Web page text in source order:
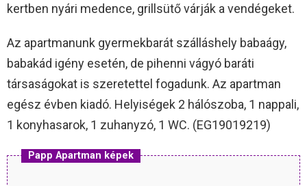
kertben nyári medence, grillsütő várják a vendégeket.
Az apartmanunk gyermekbarát szálláshely babaágy,
babakád igény esetén, de pihenni vágyó baráti
társaságokat is szeretettel fogadunk. Az apartman
egész évben kiadó. Helyiségek 2 hálószoba, 1 nappali,
1 konyhasarok, 1 zuhanyzó, 1 WC. (EG19019219)
Papp Apartman képek